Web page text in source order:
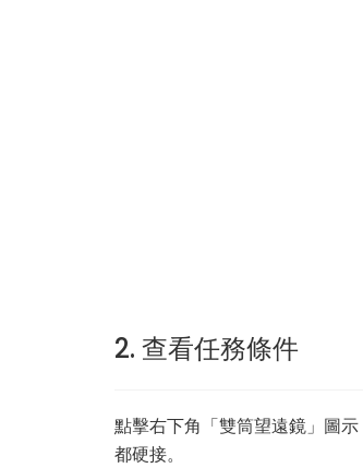
2. 查看任務條件
點擊右下角「雙筒望遠鏡」圖
都硬接。